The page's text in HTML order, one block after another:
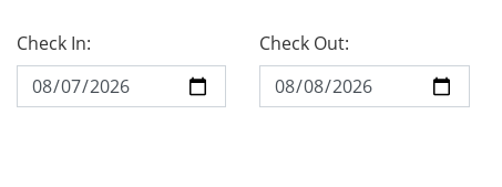
Check In: Check Out: